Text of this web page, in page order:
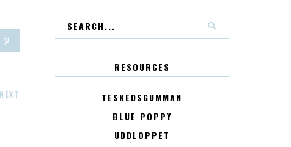
NEXT
RESOURCES
TESKEDSGUMMAN
BLUE POPPY
UDDLOPPET